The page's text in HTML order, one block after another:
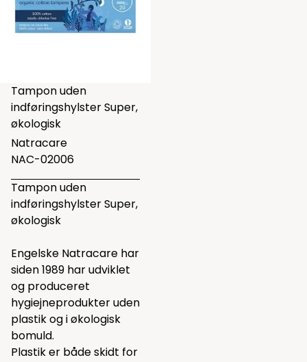
Tampon uden
indføringshylster Super,
økologisk
Natracare
NAC-02006
Tampon uden
indføringshylster Super,
økologisk
Engelske Natracare har
siden 1989 har udviklet
og produceret
hygiejneprodukter uden
plastik og i økologisk
bomuld.
Plastik er både skidt for